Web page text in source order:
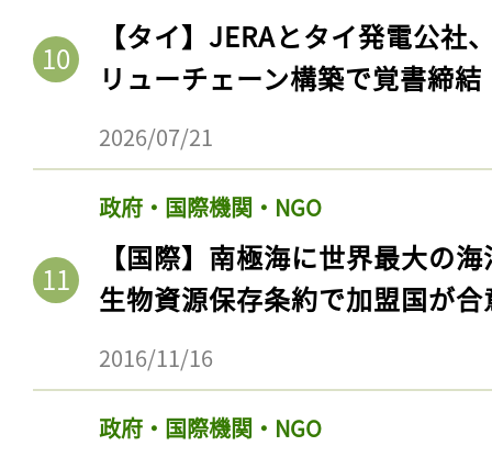
【タイ】JERAとタイ発電公社
リューチェーン構築で覚書締結
2026/07/21
政府・国際機関・NGO
【国際】南極海に世界最大の
生物資源保存条約で加盟国が合
2016/11/16
政府・国際機関・NGO
記事をお気に入りに
ログインが必